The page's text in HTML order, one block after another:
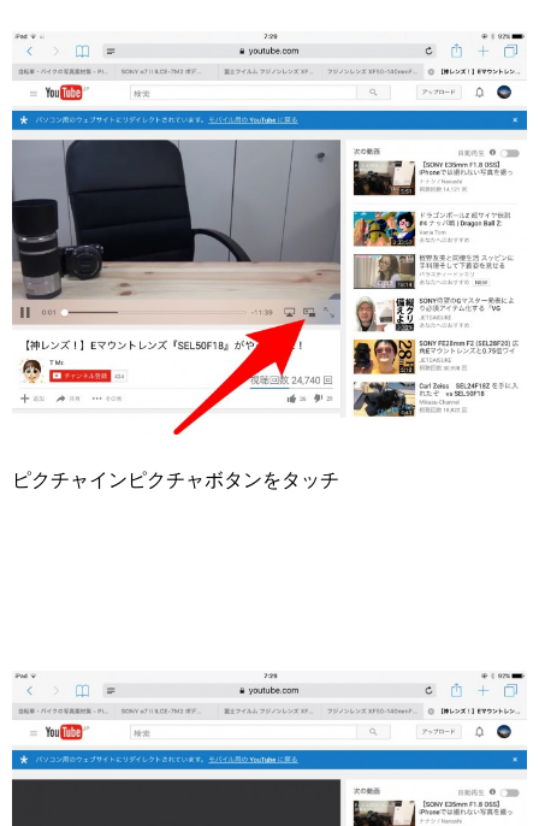
ピクチャインピクチャボタンをタッチ